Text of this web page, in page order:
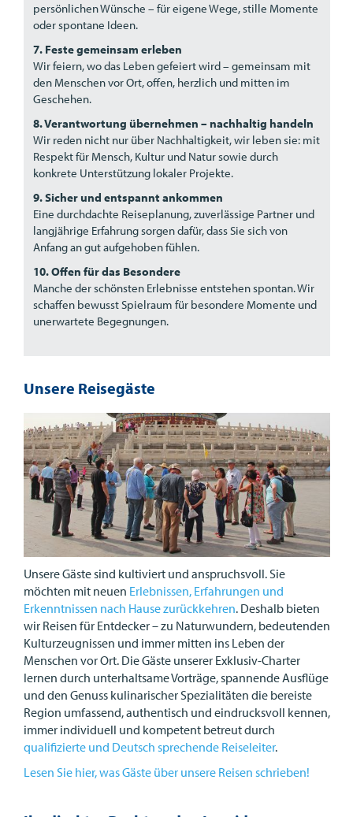
persönlichen Wünsche – für eigene Wege, stille Momente
oder spontane Ideen.
7. Feste gemeinsam erleben
Wir feiern, wo das Leben gefeiert wird – gemeinsam mit
den Menschen vor Ort, offen, herzlich und mitten im
Geschehen.
8. Verantwortung übernehmen – nachhaltig handeln
Wir reden nicht nur über Nachhaltigkeit, wir leben sie: mit
Respekt für Mensch, Kultur und Natur sowie durch
konkrete Unterstützung lokaler Projekte.
9. Sicher und entspannt ankommen
Eine durchdachte Reiseplanung, zuverlässige Partner und
langjährige Erfahrung sorgen dafür, dass Sie sich von
Anfang an gut aufgehoben fühlen.
10. Offen für das Besondere
Manche der schönsten Erlebnisse entstehen spontan. Wir
schaffen bewusst Spielraum für besondere Momente und
unerwartete Begegnungen.
Unsere Reisegäste
Unsere Gäste sind kultiviert und anspruchsvoll. Sie
möchten mit neuen Erlebnissen, Erfahrungen und
Erkenntnissen nach Hause zurückkehren. Deshalb bieten
wir Reisen für Entdecker – zu Naturwundern, bedeutenden
Kulturzeugnissen und immer mitten ins Leben der
Menschen vor Ort. Die Gäste unserer Exklusiv-Charter
lernen durch unterhaltsame Vorträge, spannende Ausflüge
und den Genuss kulinarischer Spezialitäten die bereiste
Region umfassend, authentisch und eindrucksvoll kennen,
immer individuell und kompetent betreut durch
qualifizierte und Deutsch sprechende Reiseleiter.
Lesen Sie hier, was Gäste über unsere Reisen schrieben!